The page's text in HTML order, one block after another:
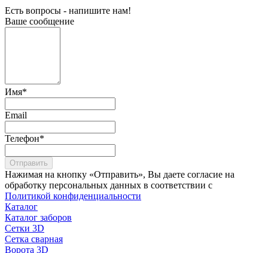
Есть вопросы - напишите нам!
Ваше сообщение
Имя*
Email
Телефон*
Отправить
Нажимая на кнопку «Отправить», Вы даете согласие на
обработку персональных данных в соответствии с
Политикой конфиденциальности
Каталог
Каталог заборов
Сетки 3D
Сетка сварная
Ворота 3D